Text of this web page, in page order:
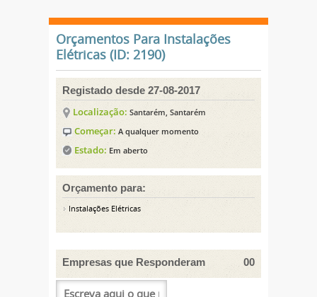
Orçamentos Para Instalações
Elétricas (ID: 2190)
Registado desde 27-08-2017
Localização: Santarém, Santarém
Começar: A qualquer momento
Estado: Em aberto
Orçamento para:
Instalações Elétricas
Empresas que Responderam 00